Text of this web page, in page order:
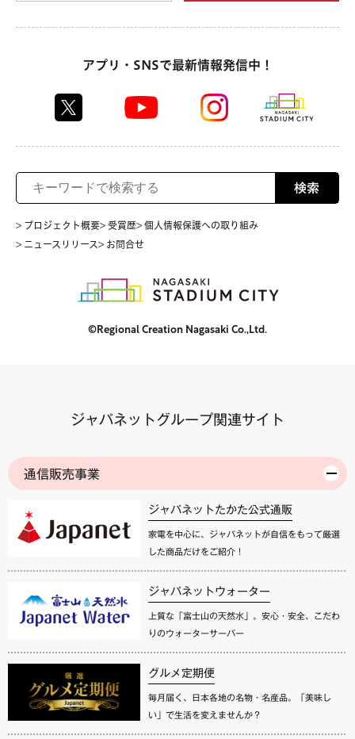
アプリ・SNSで最新情報発信中！
検索
> プロジェクト概要> 受賞歴> 個人情報保護への取り組み
> ニュースリリース> お問合せ
©Regional Creation Nagasaki Co.,Ltd.
ジャパネットグループ関連サイト
通信販売事業
ジャパネットたかた公式通販
家電を中心に、ジャパネットが自信をもって厳選
した商品だけをご紹介！
ジャパネットウォーター
上質な「富士山の天然水」。安心・安全、こだわ
りのウォーターサーバー
グルメ定期便
毎月届く、日本各地の名物・名産品。「美味し
い」で生活を変えませんか？